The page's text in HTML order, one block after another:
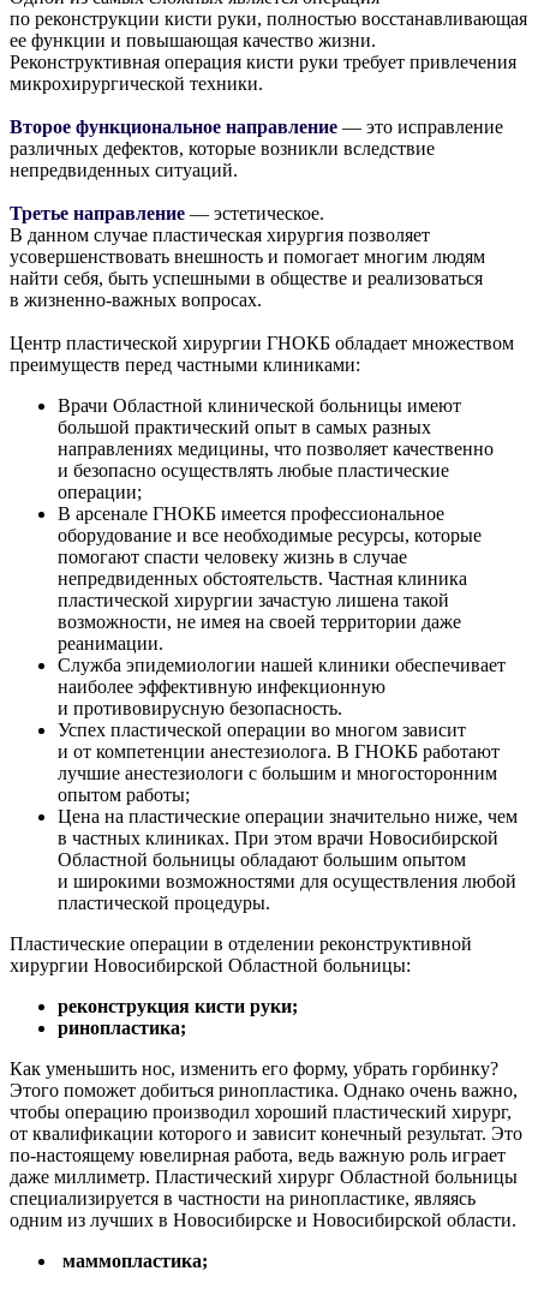
по реконструкции кисти руки, полностью восстанавливающая
ее функции и повышающая качество жизни.
Реконструктивная операция кисти руки требует привлечения
микрохирургической техники.
Второе функциональное направление — это исправление
различных дефектов, которые возникли вследствие
непредвиденных ситуаций.
Третье направление — эстетическое.
В данном случае пластическая хирургия позволяет
усовершенствовать внешность и помогает многим людям
найти себя, быть успешными в обществе и реализоваться
в жизненно-важных вопросах.
Центр пластической хирургии ГНОКБ обладает множеством
преимуществ перед частными клиниками:
Врачи Областной клинической больницы имеют
большой практический опыт в самых разных
направлениях медицины, что позволяет качественно
и безопасно осуществлять любые пластические
операции;
В арсенале ГНОКБ имеется профессиональное
оборудование и все необходимые ресурсы, которые
помогают спасти человеку жизнь в случае
непредвиденных обстоятельств. Частная клиника
пластической хирургии зачастую лишена такой
возможности, не имея на своей территории даже
реанимации.
Служба эпидемиологии нашей клиники обеспечивает
наиболее эффективную инфекционную
и противовирусную безопасность.
Успех пластической операции во многом зависит
и от компетенции анестезиолога. В ГНОКБ работают
лучшие анестезиологи с большим и многосторонним
опытом работы;
Цена на пластические операции значительно ниже, чем
в частных клиниках. При этом врачи Новосибирской
Областной больницы обладают большим опытом
и широкими возможностями для осуществления любой
пластической процедуры.
Пластические операции в отделении реконструктивной
хирургии Новосибирской Областной больницы:
реконструкция кисти руки;
ринопластика;
Как уменьшить нос, изменить его форму, убрать горбинку?
Этого поможет добиться ринопластика. Однако очень важно,
чтобы операцию производил хороший пластический хирург,
от квалификации которого и зависит конечный результат. Это
по-настоящему ювелирная работа, ведь важную роль играет
даже миллиметр. Пластический хирург Областной больницы
специализируется в частности на ринопластике, являясь
одним из лучших в Новосибирске и Новосибирской области.
маммопластика;